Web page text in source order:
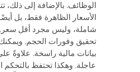
الوظائف. بالإضافة إلى ذلك،
الأسعار الظاهرة فقط، بل
شاملة، وليس مجرد أقل سعر.
تحقيق وفورات الحجم. ويمكنك
بيانات مالية راسخة. علاوةً
عاجلة. وهكذا تحتفظ